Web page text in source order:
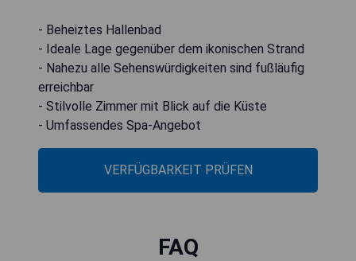
- Beheiztes Hallenbad
- Ideale Lage gegenüber dem ikonischen Strand
- Nahezu alle Sehenswürdigkeiten sind fußläufig
erreichbar
- Stilvolle Zimmer mit Blick auf die Küste
- Umfassendes Spa-Angebot
VERFÜGBARKEIT PRÜFEN
FAQ